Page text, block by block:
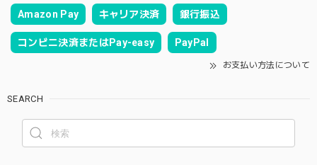
Amazon Pay キャリア決済 銀行振込
コンビニ決済またはPay-easy PayPal
お支払い方法について
SEARCH